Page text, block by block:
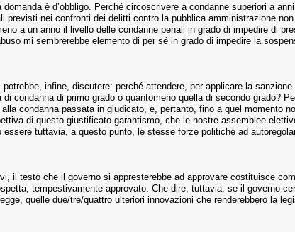
è d’obbligo. Perché circoscrivere a condanne superiori a
previsti nei confronti dei delitti contro la pubblica amministrazione
a un anno il livello delle condanne penali in grado di impedire di
mi sembrerebbe elemento di per sé in grado di impedire la
infine, discutere: perché attendere, per applicare la
condanna di primo grado o quantomeno quella di secondo grado?
condanna passata in giudicato, e, pertanto, fino a quel momento
di questo giustificato garantismo, che le nostre assemblee
essere tuttavia, a questo punto, le stesse forze politiche ad
il testo che il governo si appresterebbe ad approvare costituisce
tempestivamente approvato. Che dire, tuttavia, se il governo
quelle due/tre/quattro ulteriori innovazioni che renderebbero la